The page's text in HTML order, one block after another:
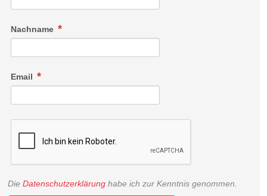
Nachname
Email
Die Datenschutzerklärung habe ich zur Kenntnis genommen.